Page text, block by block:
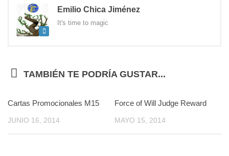
Emilio Chica Jiménez
It's time to magic
TAMBIÉN TE PODRÍA GUSTAR...
Cartas Promocionales M15
JUNIO 16, 2014
Force of Will Judge Reward
MAYO 15, 2014